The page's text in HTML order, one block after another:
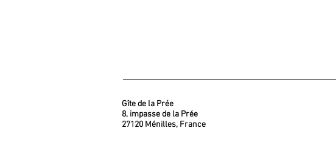
Gîte de la Prée
8, impasse de la Prée
27120 Ménilles, France